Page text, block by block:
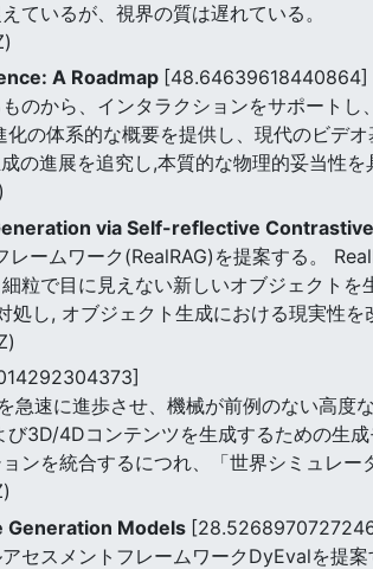
ているが、視界の質は遅れている。
A Roadmap [48.64639618440864]
のから、インタラクションをサポート
の体系的な概要を提供し、現代のビデ
進展を追究し,本質的な物理的妥当性を
via Self-reflective
ームワーク(RealRAG)を提案する。
粒で目に見えない新しいオブジェクト
し, オブジェクト生成における現実性を
速に進歩させ、機械が前例のない高度
3D/4Dコンテンツを生成するための生
ンを統合するにつれ、「世界シミュレー
Models
セスメントフレームワークDyEvalを提